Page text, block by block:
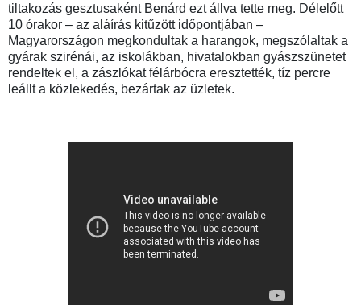
tiltakozás gesztusaként Benárd ezt állva tette meg. Délelőtt
10 órakor – az aláírás kitűzött időpontjában –
Magyarországon megkondultak a harangok, megszólaltak a
gyárak szirénái, az iskolákban, hivatalokban gyászszünetet
rendeltek el, a zászlókat félárbócra eresztették, tíz percre
leállt a közlekedés, bezártak az üzletek.